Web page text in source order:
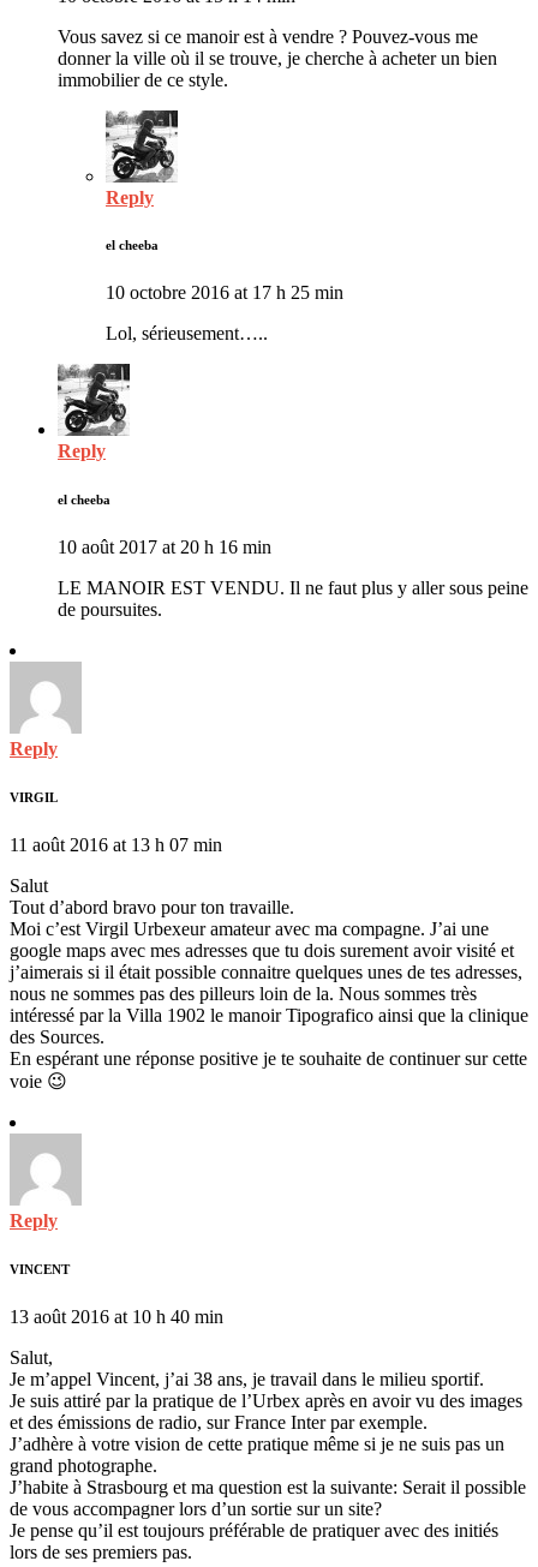
Vous savez si ce manoir est à vendre ? Pouvez-vous me
donner la ville où il se trouve, je cherche à acheter un bien
immobilier de ce style.
Reply
el cheeba
10 octobre 2016 at 17 h 25 min
Lol, sérieusement…..
Reply
el cheeba
10 août 2017 at 20 h 16 min
LE MANOIR EST VENDU. Il ne faut plus y aller sous peine
de poursuites.
Reply
VIRGIL
11 août 2016 at 13 h 07 min
Salut
Tout d’abord bravo pour ton travaille.
Moi c’est Virgil Urbexeur amateur avec ma compagne. J’ai une
google maps avec mes adresses que tu dois surement avoir visité et
j’aimerais si il était possible connaitre quelques unes de tes adresses,
nous ne sommes pas des pilleurs loin de la. Nous sommes très
intéressé par la Villa 1902 le manoir Tipografico ainsi que la clinique
des Sources.
En espérant une réponse positive je te souhaite de continuer sur cette
voie 😉
Reply
VINCENT
13 août 2016 at 10 h 40 min
Salut,
Je m’appel Vincent, j’ai 38 ans, je travail dans le milieu sportif.
Je suis attiré par la pratique de l’Urbex après en avoir vu des images
et des émissions de radio, sur France Inter par exemple.
J’adhère à votre vision de cette pratique même si je ne suis pas un
grand photographe.
J’habite à Strasbourg et ma question est la suivante: Serait il possible
de vous accompagner lors d’un sortie sur un site?
Je pense qu’il est toujours préférable de pratiquer avec des initiés
lors de ses premiers pas.